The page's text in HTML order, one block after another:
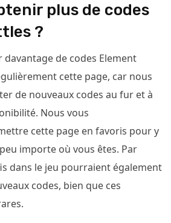
plus de codes
?
de codes Element
cette page, car nous
de nouveaux codes au fur et à
Nous vous
cette page en favoris pour y
importe où vous êtes. Par
dans le jeu pourraient également
codes, bien que ces